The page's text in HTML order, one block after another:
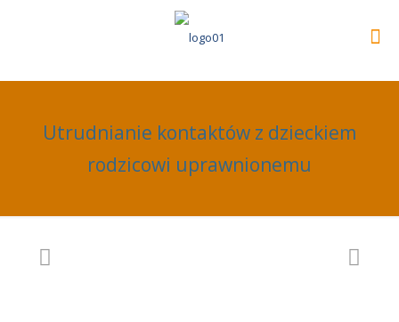
Utrudnianie kontaktów z dzieckiem
rodzicowi uprawnionemu